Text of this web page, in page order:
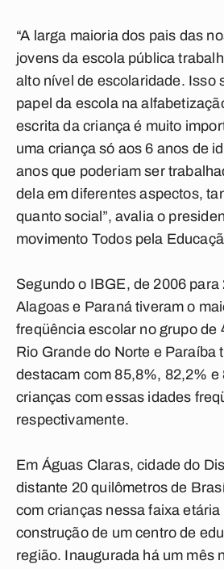
“A larga maioria dos pais das
jovens da escola pública
alto nível de escolaridade. Isso
papel da escola na
escrita da criança é muito
uma criança só aos 6 anos de
anos que poderiam ser
dela em diferentes aspectos,
quanto social”, avalia o
movimento Todos pela
Segundo o IBGE, de 2006 para
Alagoas e Paraná tiveram o
freqüência escolar no grupo de
Rio Grande do Norte e Paraíba
destacam com 85,8%, 82,2% e
crianças com essas idades
respectivamente.
Em Águas Claras, cidade do
distante 20 quilômetros de
com crianças nessa faixa
construção de um centro de
região. Inaugurada há um mês